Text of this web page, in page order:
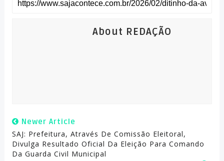
About REDAÇÃO
Newer Article
SAJ: Prefeitura, Através De Comissão Eleitoral,
Divulga Resultado Oficial Da Eleição Para Comando
Da Guarda Civil Municipal